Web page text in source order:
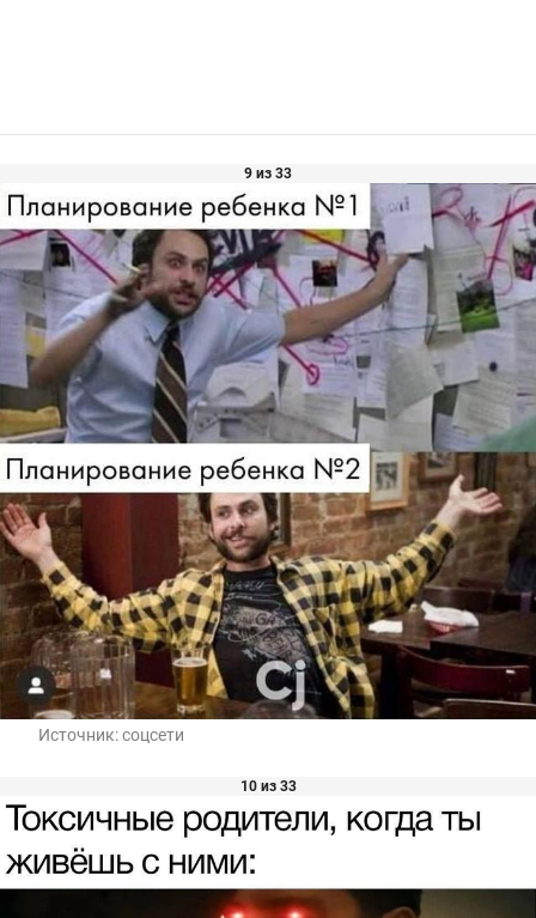
9 из 33
Источник:соцсети
10 из 33